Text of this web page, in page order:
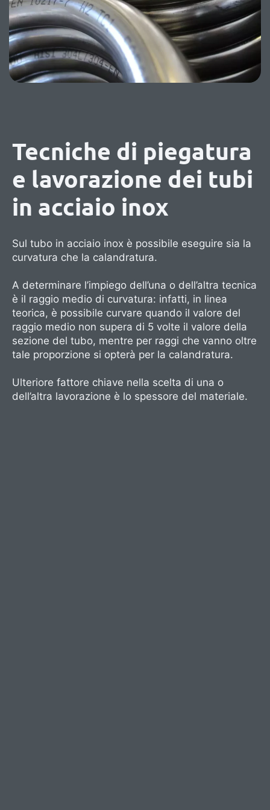
Tecniche di piegatura
e lavorazione dei tubi
in acciaio inox
Sul tubo in acciaio inox è possibile eseguire sia la
curvatura che la calandratura.
A determinare l’impiego dell’una o dell’altra tecnica
è il raggio medio di curvatura: infatti, in linea
teorica, è possibile curvare quando il valore del
raggio medio non supera di 5 volte il valore della
sezione del tubo, mentre per raggi che vanno oltre
tale proporzione si opterà per la calandratura.
Ulteriore fattore chiave nella scelta di una o
dell’altra lavorazione è lo spessore del materiale.